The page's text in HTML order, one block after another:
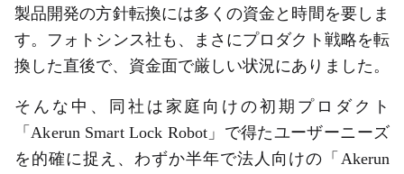
製品開発の方針転換には多くの資金と時間を要しま
す。フォトシンス社も、まさにプロダクト戦略を転
換した直後で、資金面で厳しい状況にありました。
そんな中、同社は家庭向けの初期プロダクト
「Akerun Smart Lock Robot」で得たユーザーニーズ
を的確に捉え、わずか半年で法人向けの「Akerun